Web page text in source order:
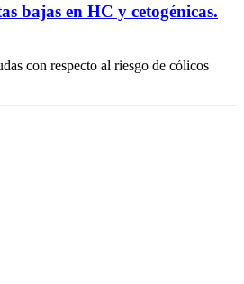
bajas en HC y cetogénicas.
con respecto al riesgo de cólicos